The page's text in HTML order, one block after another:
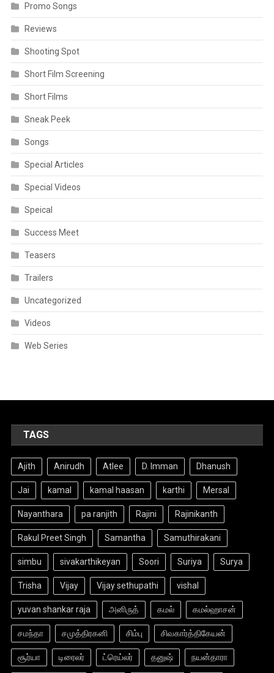
Promo Songs
Reviews
Shooting Spot
Short Film Screening
Short Films
Sneak Peek
Songs
Special Articles
Special Videos
Speical
Success Meet
Teasers
Trailers
Uncategorized
Videos
Web Series
TAGS
Ajith Anirudh Atlee D. Imman Dhanush
Jai kamal kamal haasan karthi Mersal
Nayanthara pa ranjith Rajini Rajinikanth
Rakul Preet Singh Samantha Samuthirakani
simbu sivakarthikeyan Soori Suriya Surya
Trisha Vijay Vijay sethupathi vishal
yuvan shankar raja அனிருத் கமல் கமல்ஹாசன்
சமந்தா சமுத்திரகனி சிம்பு சிவகார்த்திகேயன்
சூர்யா டிரைலர் ட்ரெய்லர் தனுஷ் நயன்தாரா